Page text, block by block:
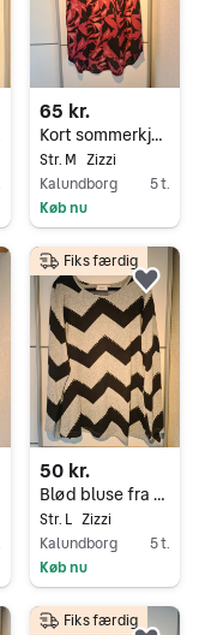
65 kr.
Kort sommerkjole fra Zizzi str. M
Str. M Zizzi
Kalundborg
5 t.
Køb nu
Gå til annoncen
Føj til favoritter.
50 kr.
Blød bluse fra Zizzi str. L
Str. L Zizzi
Kalundborg
5 t.
Køb nu
Fiks færdig
Føj
Gå til annoncen
Fiks færdig